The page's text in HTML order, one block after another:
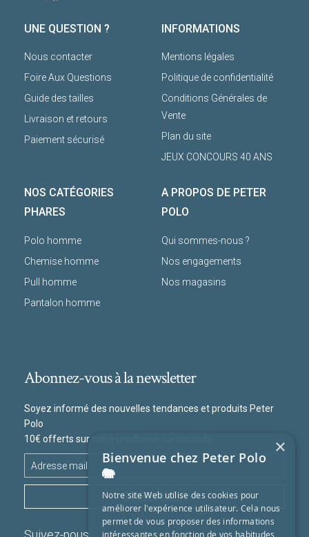
UNE QUESTION ?
Nous contacter
Foire Aux Questions
Guide des tailles
Livraison et retours
Paiement sécurisé
INFORMATIONS
Mentions légales
Politique de confidentialité
Conditions Générales de
Vente
Plan du site
JEUX CONCOURS 40 ANS
NOS CATÉGORIES
PHARES
Polo homme
Chemise homme
Pull homme
Pantalon homme
A PROPOS DE PETER
POLO
Qui sommes-nous ?
Nos engagements
Nos magasins
Abonnez-vous à la newsletter
Soyez informé des nouvelles tendances et produits Peter
Polo
10€ offerts sur votre prochaine commande
S'ABONNER
×
Bienvenue chez Peter Polo
🐘
Notre site Web utilise des cookies pour
améliorer l'expérience utilisateur. Cela nous
permet de vous proposer des informations
intéressantes en fonction de vos habitudes